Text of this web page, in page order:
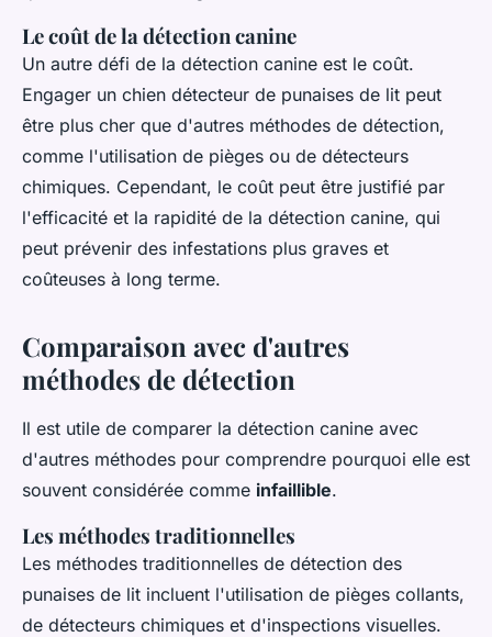
Le coût de la détection canine
Un autre défi de la détection canine est le coût.
Engager un chien détecteur de punaises de lit peut
être plus cher que d'autres méthodes de détection,
comme l'utilisation de pièges ou de détecteurs
chimiques. Cependant, le coût peut être justifié par
l'efficacité et la rapidité de la détection canine, qui
peut prévenir des infestations plus graves et
coûteuses à long terme.
Comparaison avec d'autres
méthodes de détection
Il est utile de comparer la détection canine avec
d'autres méthodes pour comprendre pourquoi elle est
souvent considérée comme infaillible.
Les méthodes traditionnelles
Les méthodes traditionnelles de détection des
punaises de lit incluent l'utilisation de pièges collants,
de détecteurs chimiques et d'inspections visuelles.